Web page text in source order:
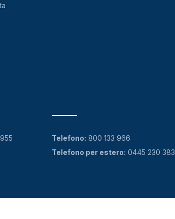
Telefono: 800 133 966
Telefono per estero: 0445 230 383